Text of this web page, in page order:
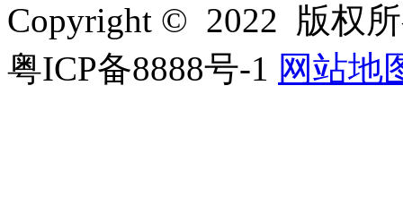
Copyright © 2022 版权
粤ICP备8888号-1 网站地